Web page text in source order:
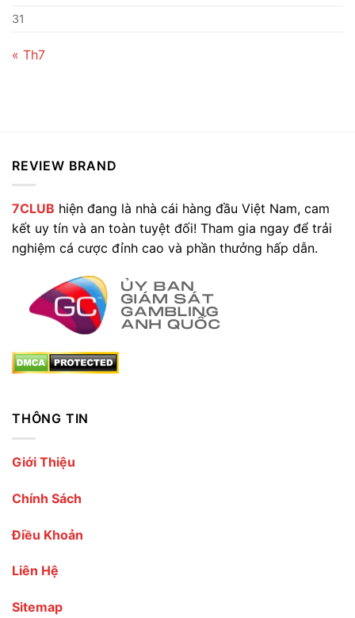
31
« Th7
REVIEW BRAND
7CLUB hiện đang là nhà cái hàng đầu Việt Nam, cam
kết uy tín và an toàn tuyệt đối! Tham gia ngay để trải
nghiệm cá cược đỉnh cao và phần thưởng hấp dẫn.
THÔNG TIN
Giới Thiệu
Chính Sách
Điều Khoản
Liên Hệ
Sitemap